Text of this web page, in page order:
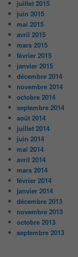
juillet 2015
juin 2015
mai 2015
avril 2015
mars 2015
février 2015
janvier 2015
décembre 2014
novembre 2014
octobre 2014
septembre 2014
août 2014
juillet 2014
juin 2014
mai 2014
avril 2014
mars 2014
février 2014
janvier 2014
décembre 2013
novembre 2013
octobre 2013
septembre 2013